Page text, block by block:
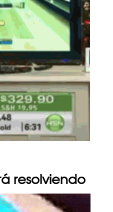
resolviendo